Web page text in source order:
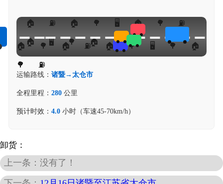
运输路线： 诸暨→太仓市
全程里程： 280公里
预计时效： 4.0小时（车速45-70km/h）
卸货：
上一条：没有了！